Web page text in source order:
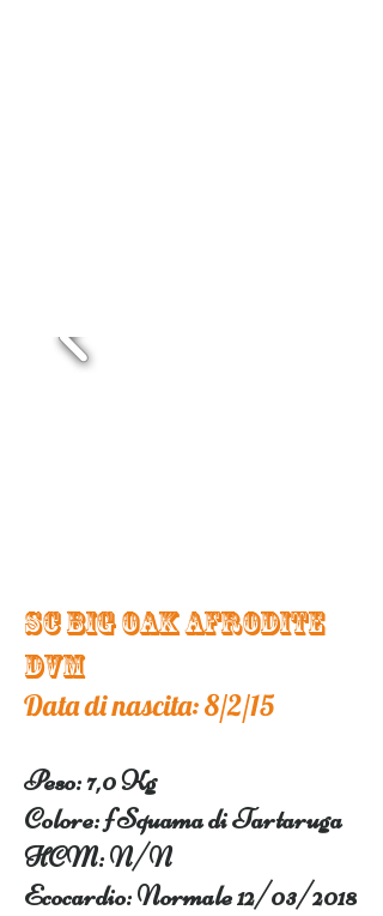
SC BIG OAK AFRODITE
DVM
Data di nascita: 8/2/15
Peso: 7,0 Kg
Colore: f Squama di Tartaruga
HCM: N/N
Ecocardio: Normale12/03/2018